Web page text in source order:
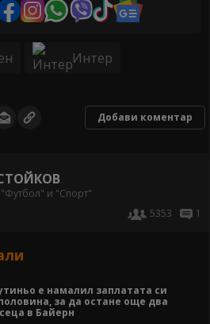
Интер
Добави коментар
"Футбол" и "Спорт"
5353
1
е намалил заплатата си
за да остане още два
в Байерн